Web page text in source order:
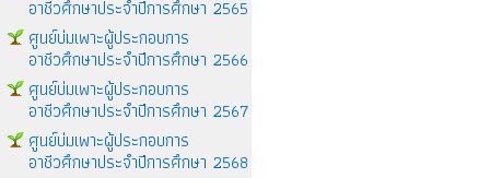
อาชีวศึกษาประจำปีการศึกษา 2565
ศูนย์บ่มเพาะผู้ประกอบการ
อาชีวศึกษาประจำปีการศึกษา 2566
ศูนย์บ่มเพาะผู้ประกอบการ
อาชีวศึกษาประจำปีการศึกษา 2567
ศูนย์บ่มเพาะผู้ประกอบการ
อาชีวศึกษาประจำปีการศึกษา 2568